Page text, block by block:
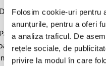
Folosim cookie-uri pentru
anunțurile, pentru a oferi
a analiza traficul. De
rețele sociale, de
privire la modul în care
elemente 1.4 x 1
bijuteria in ambalajul
pentru a evita frecarea sau
cu apa si produsele